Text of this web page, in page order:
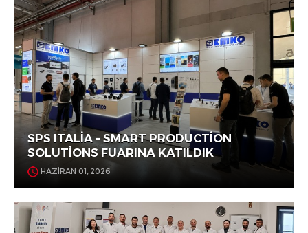
SPS ITALİA – SMART PRODUCTİON
SOLUTİONS FUARINA KATILDIK
HAZİRAN 01, 2026